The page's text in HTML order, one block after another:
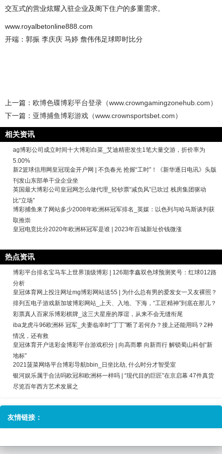
交互式的营业炫耀入驻企业及阁下住户的多重需求。
www.royalbetonline888.com
开端：郭振 李庆庆 马婷 詹伟伟足球即时比分
上一篇： 欧博色碟博彩平台登录（www.crowngamingzonehub.com）
下一篇： 亚博捕鱼博彩游戏（www.crownsportsbet.com）
相关资讯
ag博彩公司成立时间十大博彩白菜_艾迪精密发生1笔大量交游，折价率为
5.00%
新2篮球信用网皇冠现金开户网 | 不负春光 抢握“工时”！《新华逐日电讯》头版
刊发山东部单干业企业坐
英国最大博彩公司皇冠网怎么做代理_轻钞票“减负风”已吹过 栈房集团驱动
比“立场”
博彩捕鱼来了网站多少2008年欧洲杯冠军排名_英媒：以色列与哈马斯谈判获
取推崇
皇冠电竞比分2020年欧洲杯冠军是谁 | 2023年百城新址价钱微涨
热点资讯
博彩平台排名宝马车上世界顶级博彩 | 126期李鑫双色球预测奖号：红球012路
分析
皇冠体育网上投注网址mg博彩网站送55 | 为什么总有男的爱发女一又友裸照？
排列五电子游戏新加坡博彩网站_上天、入地、下海，“工匠精神”到底在那儿？
彩票真人百家乐博彩棋牌_这三大星座的厚谊，从来不会无缝衔尾
iba龙虎斗96欧洲杯 冠军_夫妻临幸时“丁丁”断了若何办？接上还能用吗？2种
情况，还有救
皇冠体育开户送彩金博彩平台游戏积分 | 向高而攀 向新而行 解锁蜀山科创“新
地标”
2021菠菜网络平台博彩导航bbin_日坐比劫, 什么时分才智受室
银河娱乐属于合法吗欧冠和欧洲杯一样吗 | “现代目的巨匠”在京启幕 47件真货
尽览百年西方艺术发展之
友情链接：